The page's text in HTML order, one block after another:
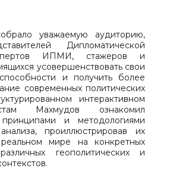
уважаемую аудиторию,
Дипломатической
ИПМИ, стажеров и
усовершенствовать свои
и получить более
современных политических
интерактивном
Махмудов ознакомил
и методологиями
проиллюстрировав их
мире на конкретных
геополитических и